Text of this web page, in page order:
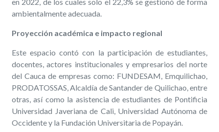
ambientalmente adecuada.
Proyección académica e impacto regional
Este espacio contó con la participación de estudiantes,
docentes, actores institucionales y empresarios del norte
del Cauca de empresas como: FUNDESAM, Emquilichao,
PRODATOSSAS, Alcaldía de Santander de Quilichao, entre
otras, así como la asistencia de estudiantes de Pontificia
Universidad Javeriana de Cali, Universidad Autónoma de
Occidente y la Fundación Universitaria de Popayán.